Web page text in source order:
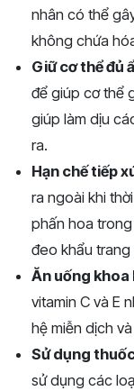
nhân có thể
không chứa
Giữ cơ thể đủ
để giúp cơ thể
giúp làm dịu
ra.
Hạn chế tiếp
ra ngoài khi
phấn hoa
đeo khẩu
Ăn uống khoa
vitamin C và E
hệ miễn dịch
Sử dụng
sử dụng các